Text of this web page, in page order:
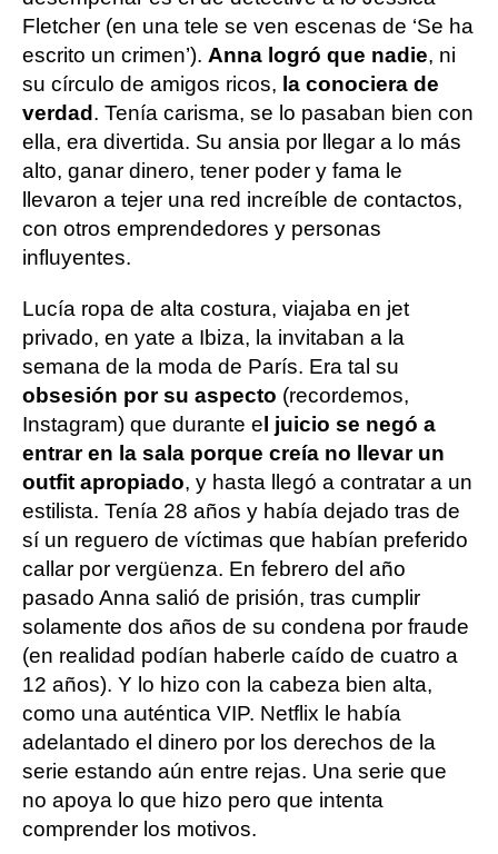
Fletcher (en una tele se ven escenas de ‘Se ha
escrito un crimen’). Anna logró que nadie, ni
su círculo de amigos ricos, la conociera de
verdad. Tenía carisma, se lo pasaban bien con
ella, era divertida. Su ansia por llegar a lo más
alto, ganar dinero, tener poder y fama le
llevaron a tejer una red increíble de contactos,
con otros emprendedores y personas
influyentes.
Lucía ropa de alta costura, viajaba en jet
privado, en yate a Ibiza, la invitaban a la
semana de la moda de París. Era tal su
obsesión por su aspecto (recordemos,
Instagram) que durante el juicio se negó a
entrar en la sala porque creía no llevar un
outfit apropiado, y hasta llegó a contratar a un
estilista. Tenía 28 años y había dejado tras de
sí un reguero de víctimas que habían preferido
callar por vergüenza. En febrero del año
pasado Anna salió de prisión, tras cumplir
solamente dos años de su condena por fraude
(en realidad podían haberle caído de cuatro a
12 años). Y lo hizo con la cabeza bien alta,
como una auténtica VIP. Netflix le había
adelantado el dinero por los derechos de la
serie estando aún entre rejas. Una serie que
no apoya lo que hizo pero que intenta
comprender los motivos.